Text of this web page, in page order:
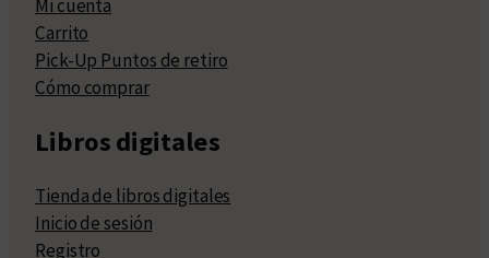
Mi cuenta
Carrito
Pick-Up Puntos de retiro
Cómo comprar
Libros digitales
Tienda de libros digitales
Inicio de sesión
Registro